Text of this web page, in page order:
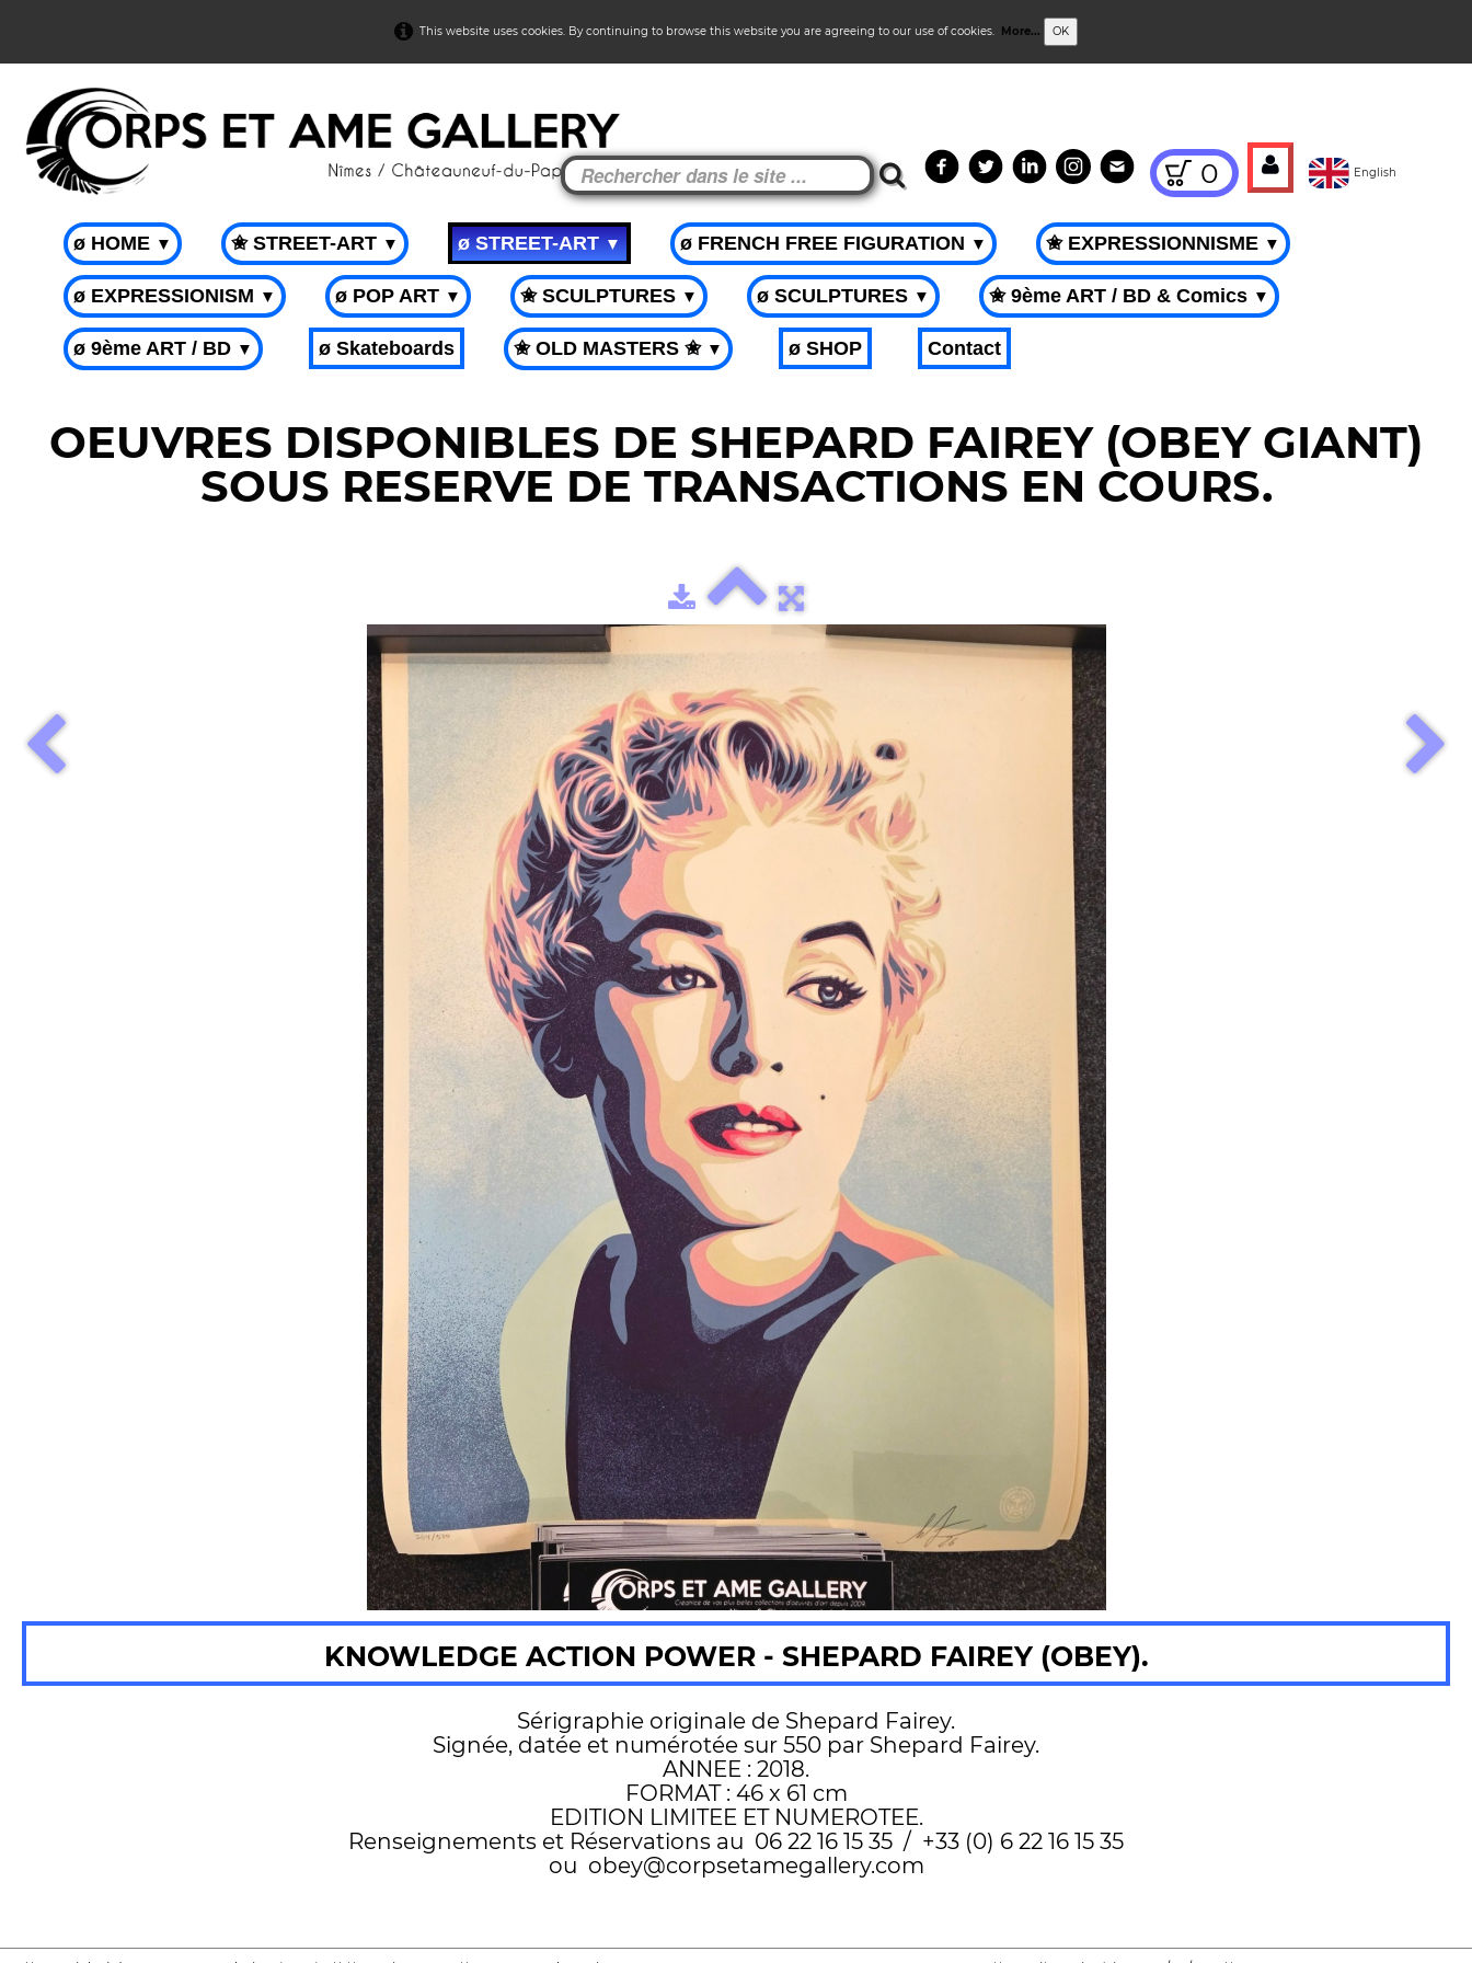
This website uses cookies. By continuing to browse this website you are agreeing to our use of cookies. More... OK
0 English
ø HOME ▼ ✬ STREET-ART ▼ ø STREET-ART▼ ø FRENCH FREE FIGURATION ▼ ✬ EXPRESSIONNISME ▼
ø EXPRESSIONISM ▼ ø POP ART ▼ ✬ SCULPTURES ▼ ø SCULPTURES ▼ ✬ 9ème ART / BD & Comics ▼
ø 9ème ART / BD ▼ ø Skateboards ✬ OLD MASTERS ✬ ▼ ø SHOP Contact
OEUVRES DISPONIBLES DE SHEPARD FAIREY (OBEY GIANT)
SOUS RESERVE DE TRANSACTIONS EN COURS.
KNOWLEDGE ACTION POWER - SHEPARD FAIREY (OBEY).
Sérigraphie originale de Shepard Fairey.
Signée, datée et numérotée sur 550 par Shepard Fairey.
ANNEE : 2018.
FORMAT : 46 x 61 cm
EDITION LIMITEE ET NUMEROTEE.
Renseignements et Réservations au 06 22 16 15 35 / +33 (0) 6 22 16 15 35
ou obey@corpsetamegallery.com